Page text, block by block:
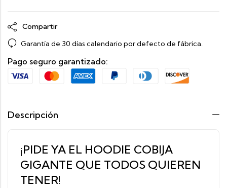
Compartir
Garantía de 30 días calendario por defecto de fábrica.
Pago seguro garantizado:
Descripción
¡PIDE YA EL HOODIE COBIJA
GIGANTE QUE TODOS QUIEREN
TENER!